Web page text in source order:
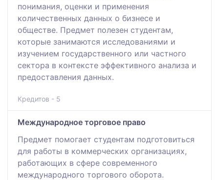
понимания, оценки и применения
количественных данных о бизнесе и
обществе. Предмет полезен студентам,
которые занимаются исследованиями и
изучением государственного или частного
сектора в контексте эффективного анализа и
предоставления данных.
Кредитов - 5
Международное торговое право
Предмет помогает студентам подготовиться
для работы в коммерческих организациях,
работающих в сфере современного
международного торгового оборота.